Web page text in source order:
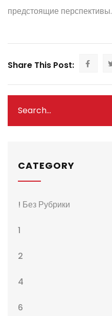
предстоящие перспективы.
Share This Post:
CATEGORY
! Без Рубрики
1
2
4
6